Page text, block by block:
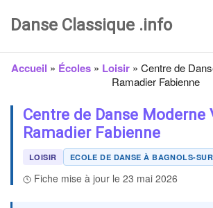
Danse Classique .info
Accueil » Écoles» Loisir» Centre de
Ramadier Fabienne
Centre de Danse Moderne
Ramadier Fabienne
LOISIR ECOLE DE DANSE À BAGNOLS-
Fiche mise à jour le 23 mai 2026